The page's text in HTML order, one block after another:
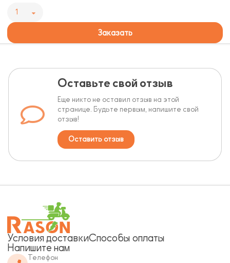
1
Заказать
Оставьте свой отзыв
Еще никто не оставил отзыв на этой
странице. Будьте первым, напишите свой
отзыв!
Оставить отзыв
Условия доставкиСпособы оплаты
Напишите нам
Телефон